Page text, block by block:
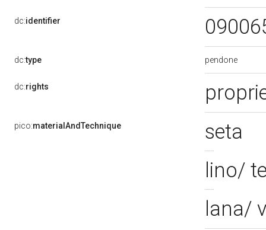
dc:identifier
dc:type pendone
dc:rights
pico:materialAndTechnique
seta
lino/
lana/